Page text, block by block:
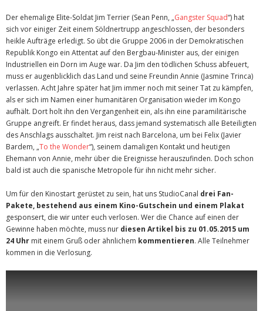
Der ehemalige Elite-Soldat Jim Terrier (Sean Penn, „Gangster Squad“) hat
sich vor einiger Zeit einem Söldnertrupp angeschlossen, der besonders
heikle Aufträge erledigt. So übt die Gruppe 2006 in der Demokratischen
Republik Kongo ein Attentat auf den Bergbau-Minister aus, der einigen
Industriellen ein Dorn im Auge war. Da Jim den tödlichen Schuss abfeuert,
muss er augenblicklich das Land und seine Freundin Annie (Jasmine Trinca)
verlassen. Acht Jahre später hat Jim immer noch mit seiner Tat zu kämpfen,
als er sich im Namen einer humanitären Organisation wieder im Kongo
aufhält. Dort holt ihn den Vergangenheit ein, als ihn eine paramilitärische
Gruppe angreift. Er findet heraus, dass jemand systematisch alle Beteiligten
des Anschlags ausschaltet. Jim reist nach Barcelona, um bei Felix (Javier
Bardem, „To the Wonder“), seinem damaligen Kontakt und heutigen
Ehemann von Annie, mehr über die Ereignisse herauszufinden. Doch schon
bald ist auch die spanische Metropole für ihn nicht mehr sicher.
Um für den Kinostart gerüstet zu sein, hat uns StudioCanal drei Fan-
Pakete, bestehend aus einem Kino-Gutschein und einem Plakat
gesponsert, die wir unter euch verlosen. Wer die Chance auf einen der
Gewinne haben möchte, muss nur diesen Artikel bis zu 01.05.2015 um
24 Uhr mit einem Gruß oder ähnlichem kommentieren. Alle Teilnehmer
kommen in die Verlosung.